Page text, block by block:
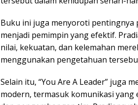
Buku ini juga menyoroti pentingnya
menjadi pemimpin yang efektif.
nilai, kekuatan, dan kelemahan
menggunakan pengetahuan
Selain itu, “You Are A Leader” juga
modern, termasuk komunikasi